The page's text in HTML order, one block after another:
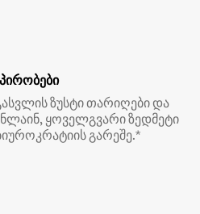
ზუსტი თარიღები და
ყოველგვარი ზედმეტი
გარეშე.*